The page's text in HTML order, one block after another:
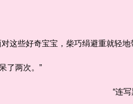
些好奇宝宝，柴巧绢避重就轻地
了两次。”
“连写